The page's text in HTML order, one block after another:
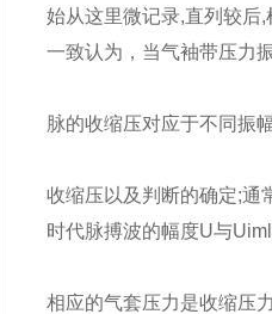
始从这里微记录,直列较后
一致认为，当气袖带压力
脉的收缩压对应于不同振
收缩压以及判断的确定;通
时代脉搏波的幅度U与
相应的气套压力是收缩压力